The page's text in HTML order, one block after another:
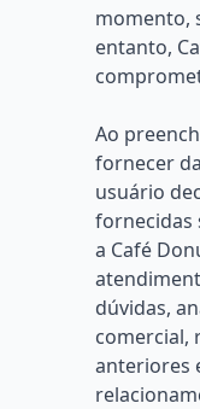
momento,
entanto,
Ao
fornecer
usuário
fornecidas
a Café
dúvidas,
comercial,
anteriores